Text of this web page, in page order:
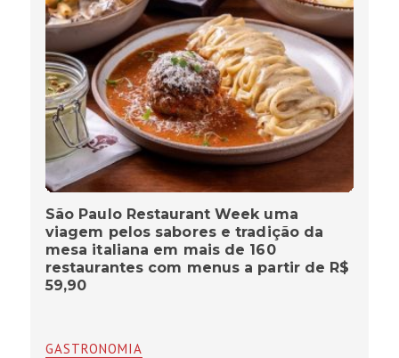
São Paulo Restaurant Week uma
viagem pelos sabores e tradição da
mesa italiana em mais de 160
restaurantes com menus a partir de R$
59,90
GASTRONOMIA